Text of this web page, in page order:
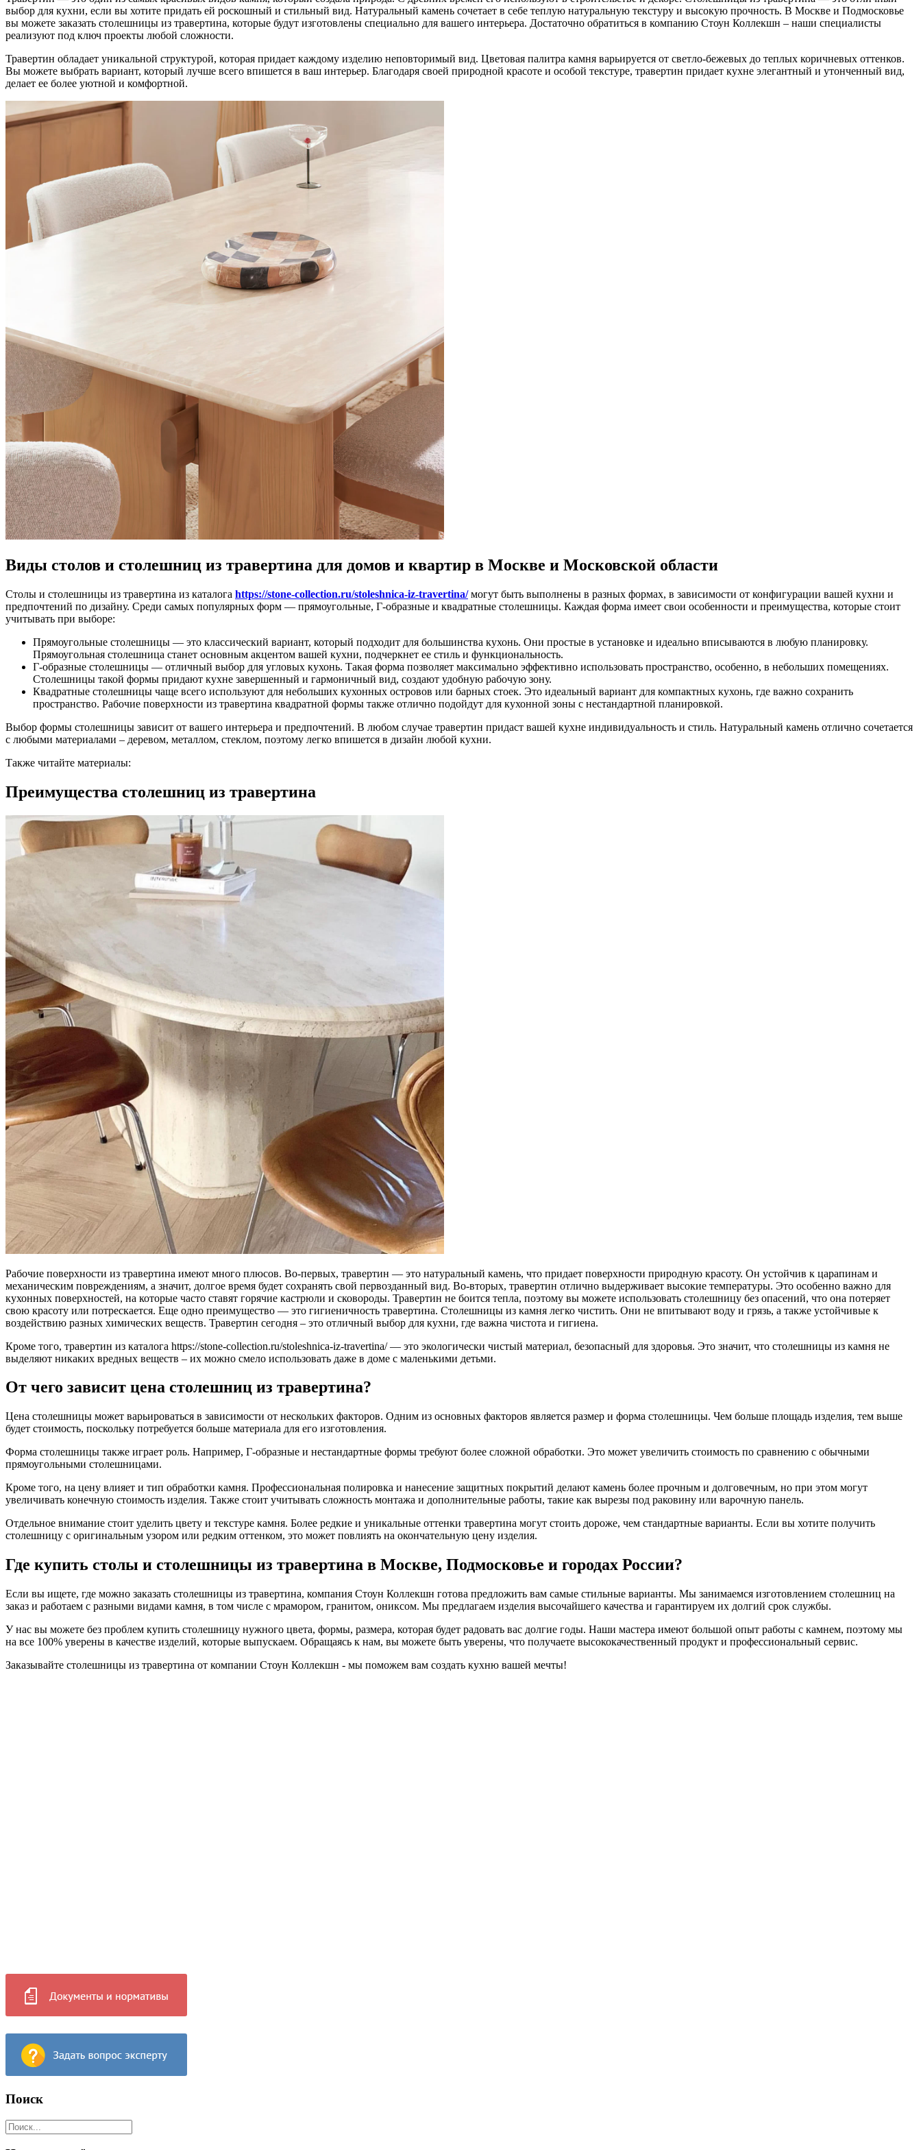
выбор для кухни, если вы хотите придать ей роскошный и стильный вид. Натуральный камень сочетает в себе теплую натуральную текстуру и высокую прочность. В Москве и Подмосковье
вы можете заказать столешницы из травертина, которые будут изготовлены специально для вашего интерьера. Достаточно обратиться в компанию Стоун Коллекшн – наши специалисты
реализуют под ключ проекты любой сложности.
Травертин обладает уникальной структурой, которая придает каждому изделию неповторимый вид. Цветовая палитра камня варьируется от светло-бежевых до теплых коричневых оттенков.
Вы можете выбрать вариант, который лучше всего впишется в ваш интерьер. Благодаря своей природной красоте и особой текстуре, травертин придает кухне элегантный и утонченный вид,
делает ее более уютной и комфортной.
Виды столов и столешниц из травертина для домов и квартир в Москве и Московской области
Столы и столешницы из травертина из каталога https://stone-collection.ru/stoleshnica-iz-travertina/могут быть выполнены в разных формах, в зависимости от конфигурации вашей кухни и
предпочтений по дизайну. Среди самых популярных форм — прямоугольные, Г-образные и квадратные столешницы. Каждая форма имеет свои особенности и преимущества, которые стоит
учитывать при выборе:
Прямоугольные столешницы — это классический вариант, который подходит для большинства кухонь. Они простые в установке и идеально вписываются в любую планировку.
Прямоугольная столешница станет основным акцентом вашей кухни, подчеркнет ее стиль и функциональность.
Г-образные столешницы — отличный выбор для угловых кухонь. Такая форма позволяет максимально эффективно использовать пространство, особенно, в небольших помещениях.
Столешницы такой формы придают кухне завершенный и гармоничный вид, создают удобную рабочую зону.
Квадратные столешницы чаще всего используют для небольших кухонных островов или барных стоек. Это идеальный вариант для компактных кухонь, где важно сохранить
пространство. Рабочие поверхности из травертина квадратной формы также отлично подойдут для кухонной зоны с нестандартной планировкой.
Выбор формы столешницы зависит от вашего интерьера и предпочтений. В любом случае травертин придаст вашей кухне индивидуальность и стиль. Натуральный камень отлично сочетается
с любыми материалами – деревом, металлом, стеклом, поэтому легко впишется в дизайн любой кухни.
Также читайте материалы:
Преимущества столешниц из травертина
Рабочие поверхности из травертина имеют много плюсов. Во-первых, травертин — это натуральный камень, что придает поверхности природную красоту. Он устойчив к царапинам и
механическим повреждениям, а значит, долгое время будет сохранять свой первозданный вид. Во-вторых, травертин отлично выдерживает высокие температуры. Это особенно важно для
кухонных поверхностей, на которые часто ставят горячие кастрюли и сковороды. Травертин не боится тепла, поэтому вы можете использовать столешницу без опасений, что она потеряет
свою красоту или потрескается. Еще одно преимущество — это гигиеничность травертина. Столешницы из камня легко чистить. Они не впитывают воду и грязь, а также устойчивые к
воздействию разных химических веществ. Травертин сегодня – это отличный выбор для кухни, где важна чистота и гигиена.
Кроме того, травертин из каталога https://stone-collection.ru/stoleshnica-iz-travertina/ — это экологически чистый материал, безопасный для здоровья. Это значит, что столешницы из камня не
выделяют никаких вредных веществ – их можно смело использовать даже в доме с маленькими детьми.
От чего зависит цена столешниц из травертина?
Цена столешницы может варьироваться в зависимости от нескольких факторов. Одним из основных факторов является размер и форма столешницы. Чем больше площадь изделия, тем выше
будет стоимость, поскольку потребуется больше материала для его изготовления.
Форма столешницы также играет роль. Например, Г-образные и нестандартные формы требуют более сложной обработки. Это может увеличить стоимость по сравнению с обычными
прямоугольными столешницами.
Кроме того, на цену влияет и тип обработки камня. Профессиональная полировка и нанесение защитных покрытий делают камень более прочным и долговечным, но при этом могут
увеличивать конечную стоимость изделия. Также стоит учитывать сложность монтажа и дополнительные работы, такие как вырезы под раковину или варочную панель.
Отдельное внимание стоит уделить цвету и текстуре камня. Более редкие и уникальные оттенки травертина могут стоить дороже, чем стандартные варианты. Если вы хотите получить
столешницу с оригинальным узором или редким оттенком, это может повлиять на окончательную цену изделия.
Где купить столы и столешницы из травертина в Москве, Подмосковье и городах России?
Если вы ищете, где можно заказать столешницы из травертина, компания Стоун Коллекшн готова предложить вам самые стильные варианты. Мы занимаемся изготовлением столешниц на
заказ и работаем с разными видами камня, в том числе с мрамором, гранитом, ониксом. Мы предлагаем изделия высочайшего качества и гарантируем их долгий срок службы.
У нас вы можете без проблем купить столешницу нужного цвета, формы, размера, которая будет радовать вас долгие годы. Наши мастера имеют большой опыт работы с камнем, поэтому мы
на все 100% уверены в качестве изделий, которые выпускаем. Обращаясь к нам, вы можете быть уверены, что получаете высококачественный продукт и профессиональный сервис.
Заказывайте столешницы из травертина от компании Стоун Коллекшн - мы поможем вам создать кухню вашей мечты!
Поиск